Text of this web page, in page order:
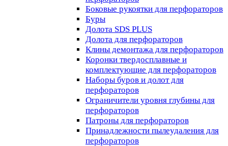
Боковые рукоятки для перфораторов
Буры
Долота SDS PLUS
Долота для перфораторов
Клины демонтажа для перфораторов
Коронки твердосплавные и
комплектующие для перфораторов
Наборы буров и долот для
перфораторов
Ограничители уровня глубины для
перфораторов
Патроны для перфораторов
Принадлежности пылеудаления для
перфораторов